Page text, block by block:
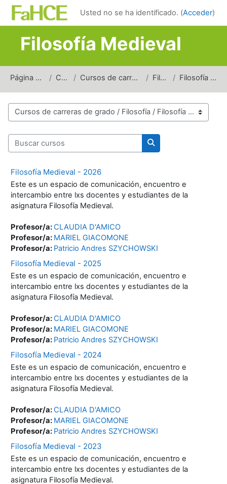
Salta al contenido principal
Usted no se ha identificado. (Acceder)
Filosofía Medieval
Página Principal Cursos Cursos de carreras de grado Filosofía Filosofía Medieval
Categorías
Buscar cursos
Buscar cursos
Filosofía Medieval - 2026
Este es un espacio de comunicación, encuentro e
intercambio entre lxs docentes y estudiantes de la
asignatura Filosofía Medieval.
Profesor/a:CLAUDIA D'AMICO
Profesor/a: MARIEL GIACOMONE
Profesor/a: Patricio Andres SZYCHOWSKI
Filosofía Medieval - 2025
Este es un espacio de comunicación, encuentro e
intercambio entre lxs docentes y estudiantes de la
asignatura Filosofía Medieval.
Profesor/a:CLAUDIA D'AMICO
Profesor/a: MARIEL GIACOMONE
Profesor/a: Patricio Andres SZYCHOWSKI
Filosofía Medieval - 2024
Este es un espacio de comunicación, encuentro e
intercambio entre lxs docentes y estudiantes de la
asignatura Filosofía Medieval.
Profesor/a:CLAUDIA D'AMICO
Profesor/a: MARIEL GIACOMONE
Profesor/a: Patricio Andres SZYCHOWSKI
Filosofía Medieval - 2023
Este es un espacio de comunicación, encuentro e
intercambio entre lxs docentes y estudiantes de la
asignatura Filosofía Medieval.